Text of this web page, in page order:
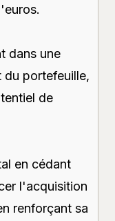
dans une
du portefeuille,
de
en cédant
l'acquisition
renforçant sa